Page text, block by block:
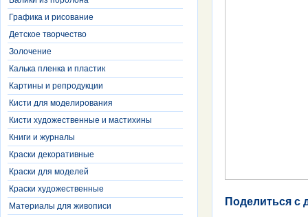
Графика и рисование
Детское творчество
Золочение
Калька пленка и пластик
Картины и репродукции
Кисти для моделирования
Кисти художественные и мастихины
Книги и журналы
Краски декоративные
Краски для моделей
Краски художественные
Материалы для живописи
Поделиться с